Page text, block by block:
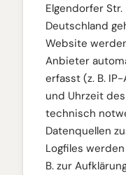
Elgendorfer Str.
Deutschland
Website
Anbieter
erfasst (z. B.
und Uhrzeit
technisch
Datenquellen
Logfiles
B. zur